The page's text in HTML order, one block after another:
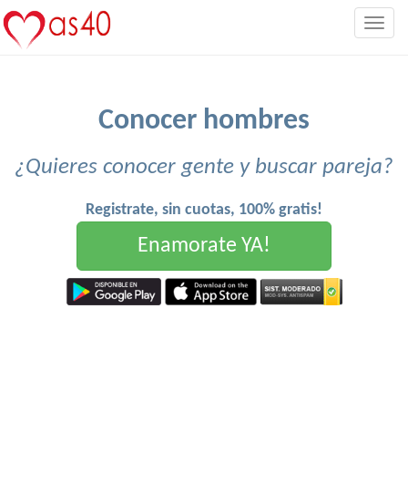
Conocer hombres
¿Quieres conocer gente y buscar pareja?
Registrate, sin cuotas, 100% gratis!
Enamorate YA!